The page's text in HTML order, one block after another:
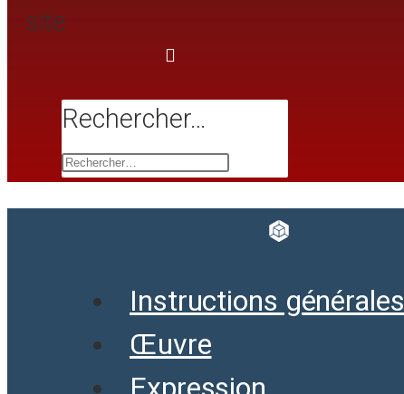
site
Rechercher…
Instructions générales
Œuvre